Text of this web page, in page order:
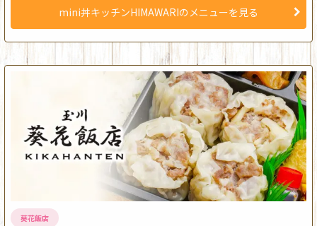
mini丼キッチンHIMAWARIのメニューを見る
葵花飯店